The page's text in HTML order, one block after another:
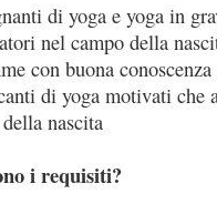
di yoga e yoga in
nel campo della
con buona
di yoga motivati che
nascita
i requisiti?